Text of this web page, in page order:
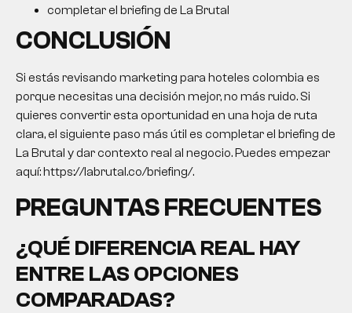
completar el briefing de La Brutal
CONCLUSIÓN
Si estás revisando marketing para hoteles colombia es
porque necesitas una decisión mejor, no más ruido. Si
quieres convertir esta oportunidad en una hoja de ruta
clara, el siguiente paso más útil es completar el briefing de
La Brutal y dar contexto real al negocio. Puedes empezar
aquí: https://labrutal.co/briefing/.
PREGUNTAS FRECUENTES
¿QUÉ DIFERENCIA REAL HAY
ENTRE LAS OPCIONES
COMPARADAS?